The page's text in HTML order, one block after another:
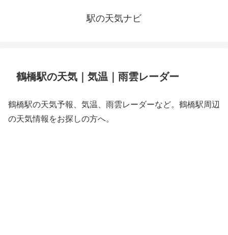
駅の天気ナビ
鶴橋駅の天気｜気温｜雨雲レーダー
鶴橋駅の天気予報、気温、雨雲レーダーなど。鶴橋駅周辺
の天気情報をお探しの方へ。